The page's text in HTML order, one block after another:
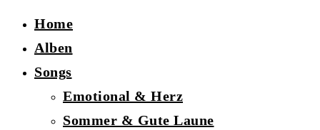
Home
Alben
Songs
Emotional & Herz
Sommer & Gute Laune